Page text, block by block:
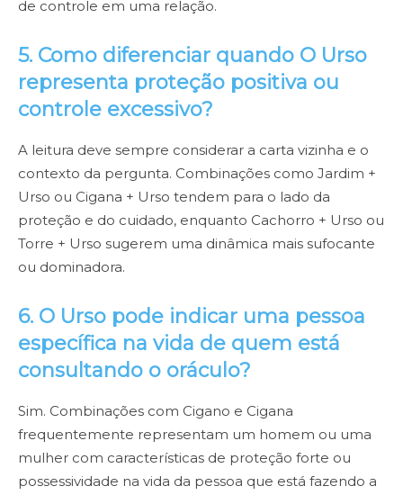
de controle em uma relação.
5. Como diferenciar quando O Urso
representa proteção positiva ou
controle excessivo?
A leitura deve sempre considerar a carta vizinha e o
contexto da pergunta. Combinações como Jardim +
Urso ou Cigana + Urso tendem para o lado da
proteção e do cuidado, enquanto Cachorro + Urso ou
Torre + Urso sugerem uma dinâmica mais sufocante
ou dominadora.
6. O Urso pode indicar uma pessoa
específica na vida de quem está
consultando o oráculo?
Sim. Combinações com Cigano e Cigana
frequentemente representam um homem ou uma
mulher com características de proteção forte ou
possessividade na vida da pessoa que está fazendo a